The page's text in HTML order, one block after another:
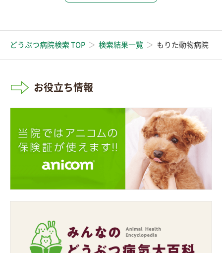
どうぶつ病院検索 TOP 検索結果一覧 もりた動物病院
お役立ち情報